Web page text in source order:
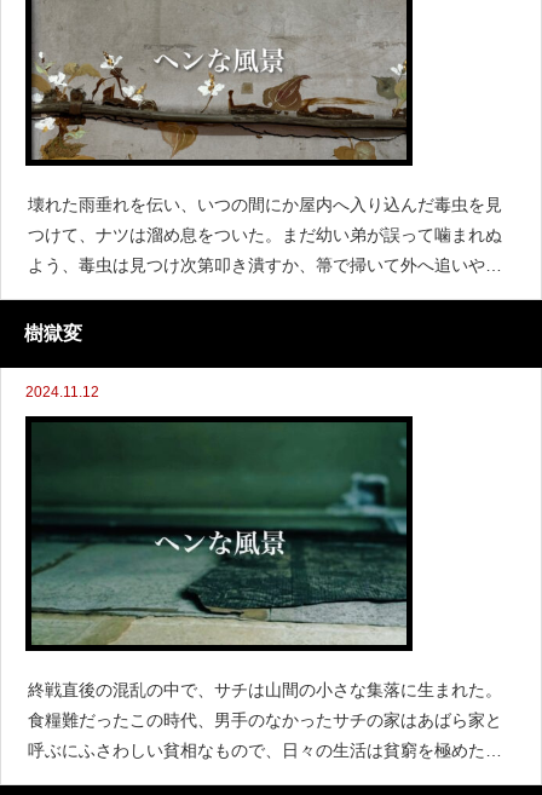
壊れた雨垂れを伝い、いつの間にか屋内へ入り込んだ毒虫を見
つけて、ナツは溜め息をついた。まだ幼い弟が誤って噛まれぬ
よう、毒虫は見つけ次第叩き潰すか、箒で掃いて外へ追いやる
のがナツの日課だった。戸口を開けて空を見上げると、分厚い
雲が小さなこの村に覆い被さって、地面を雨で濡らしている。
樹獄変
2024.11.12
終戦直後の混乱の中で、サチは山間の小さな集落に生まれた。
食糧難だったこの時代、男手のなかったサチの家はあばら家と
呼ぶにふさわしい貧相なもので、日々の生活は貧窮を極めた。
加えてサチの住む地域は雨が少なく土壌も悪い。痩せた田畑で